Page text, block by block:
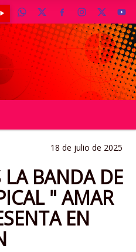
18 de julio de 2025
LA BANDA DE
" AMAR
EN